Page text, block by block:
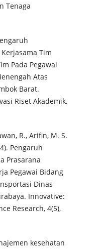
Tenaga
Tim
Pada Pegawai
Atas
Barat.
Riset Akademik,
R., Arifin, M. S.
Pengaruh
Prasarana
Pegawai Bidang
Dinas
Innovative:
Research, 4(5),
kesehatan